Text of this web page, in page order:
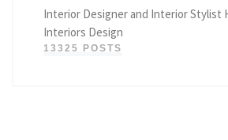
Interior Designer and Interior Stylist
Interiors Design
13325 POSTS